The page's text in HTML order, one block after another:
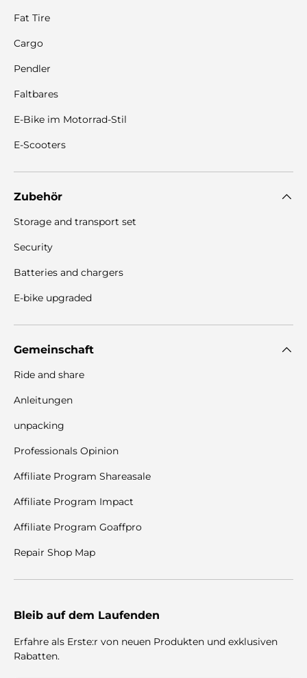
Fat Tire
Cargo
Pendler
Faltbares
E-Bike im Motorrad-Stil
E-Scooters
Zubehör
Storage and transport set
Security
Batteries and chargers
E-bike upgraded
Gemeinschaft
Ride and share
Anleitungen
unpacking
Professionals Opinion
Affiliate Program Shareasale
Affiliate Program Impact
Affiliate Program Goaffpro
Repair Shop Map
Bleib auf dem Laufenden
Erfahre als Erste:r von neuen Produkten und exklusiven
Rabatten.